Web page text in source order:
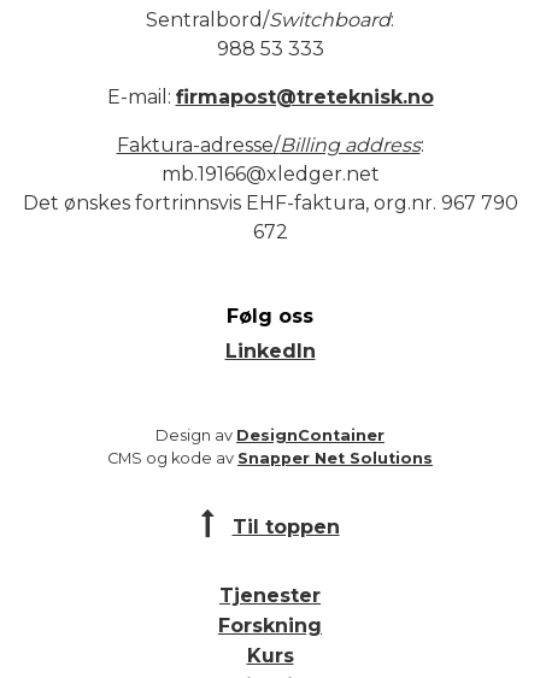
Sentralbord/Switchboard:
988 53 333
E-mail: firmapost@treteknisk.no
Faktura-adresse/Billing address:
mb.19166@xledger.net
Det ønskes fortrinnsvis EHF-faktura, org.nr. 967 790
672
Følg oss
LinkedIn
Design av DesignContainer
CMS og kode av Snapper Net Solutions
Til toppen
Tjenester
Forskning
Kurs